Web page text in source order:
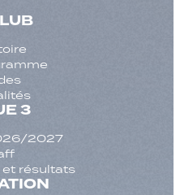
3
2027
résultats